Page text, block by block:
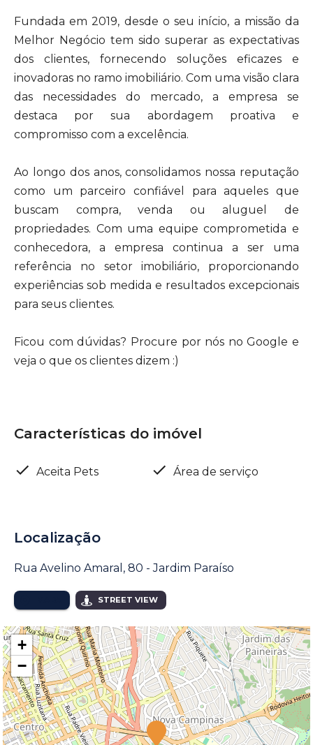
Fundada em 2019, desde o seu início, a missão da
Melhor Negócio tem sido superar as expectativas
dos clientes, fornecendo soluções eficazes e
inovadoras no ramo imobiliário. Com uma visão clara
das necessidades do mercado, a empresa se
destaca por sua abordagem proativa e
compromisso com a excelência.
Ao longo dos anos, consolidamos nossa reputação
como um parceiro confiável para aqueles que
buscam compra, venda ou aluguel de
propriedades. Com uma equipe comprometida e
conhecedora, a empresa continua a ser uma
referência no setor imobiliário, proporcionando
experiências sob medida e resultados excepcionais
para seus clientes.
Ficou com dúvidas? Procure por nós no Google e
veja o que os clientes dizem :)
Características do imóvel
Aceita Pets Área de serviço
Localização
Rua Avelino Amaral, 80 - Jardim Paraíso
STREET VIEW
+
−